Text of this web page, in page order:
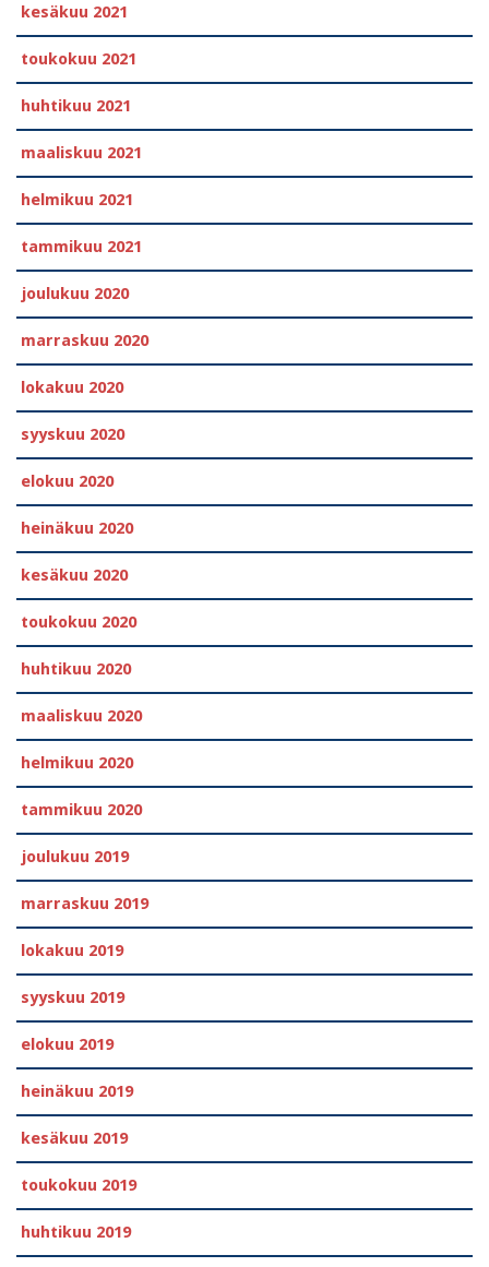
kesäkuu 2021
toukokuu 2021
huhtikuu 2021
maaliskuu 2021
helmikuu 2021
tammikuu 2021
joulukuu 2020
marraskuu 2020
lokakuu 2020
syyskuu 2020
elokuu 2020
heinäkuu 2020
kesäkuu 2020
toukokuu 2020
huhtikuu 2020
maaliskuu 2020
helmikuu 2020
tammikuu 2020
joulukuu 2019
marraskuu 2019
lokakuu 2019
syyskuu 2019
elokuu 2019
heinäkuu 2019
kesäkuu 2019
toukokuu 2019
huhtikuu 2019